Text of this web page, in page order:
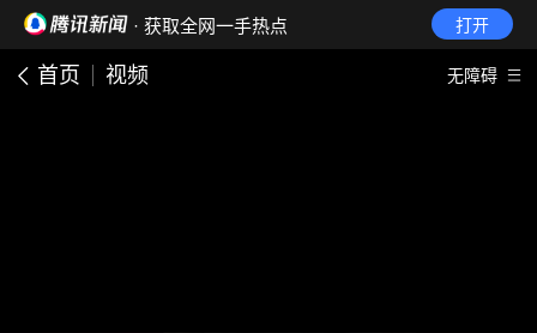
· 获取全网一手热点 打开
首页 视频 无障碍